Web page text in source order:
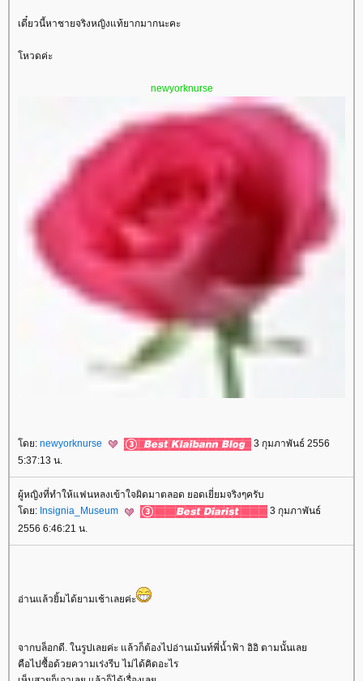
เดี๋ยวนี้หาชายจริงหญิงแท้ยากมากนะคะ
หวดค่ะ
newyorknurse
ดย: newyorknurse
3 กุมภาพันธ์ 2556
5:37:13 น.
ผู้หญิงที่ทำให้แฟนหลงเข้าใจผิดมาตลอด ยอดเยี่ยมจริงๆครับ
ดย: Insignia_Museum
3 กุมภาพันธ์
2556 6:46:21 น.
อ่านแล้วยิ้มได้ยามเช้าเลยค่ะ
จากบล็อกดี. ในรูปเลยค่ะ แล้วก็ต้องไปอ่านเม้นท์พี่น้ำฟ้า อิอิ ตามนั้นเล
คือไปซื้อด้วยความเร่งรีบ ไม่ได้คิดอะไร